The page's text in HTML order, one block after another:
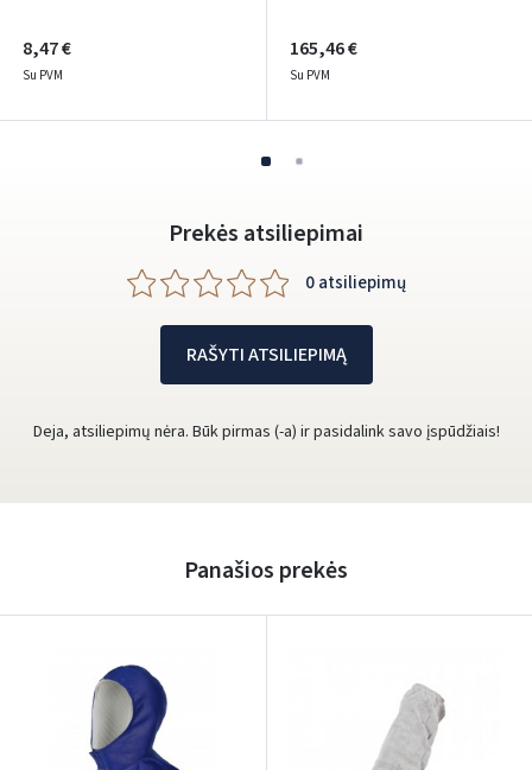
8,47 €
Su PVM
165,46 €
Su PVM
Prekės atsiliepimai
0 atsiliepimų
RAŠYTI ATSILIEPIMĄ
Deja, atsiliepimų nėra. Būk pirmas (-a) ir pasidalink savo įspūdžiais!
Panašios prekės